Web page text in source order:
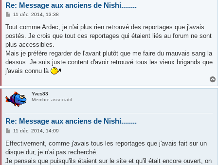
Re: Message aux anciens de Nishi........
M
s
a
g
11 déc. 2014, 13:38
Tout comme Ardec, je n'ai plus rien retrouvé des reportages que j'avais
postés. Je crois que tout ces reportages qui étaient liés au forum ne sont
plus accessibles.
Mais je préfère regarder de l'avant plutôt que me faire du mauvais sang la
dessus. Je suis juste content d'avoir retrouvé tous les vieux brigands que
j'avais connu là
Yves83
Membre associatif
Re: Message aux anciens de Nishi........
M
s
a
g
11 déc. 2014, 14:09
Effectivement, comme j'avais tous les reportages que j'avais fait sur un
disque dur, je n'ai pas recherché.
Je pensais que puisqu'ils étaient sur le site et qu'il était encore ouvert, on